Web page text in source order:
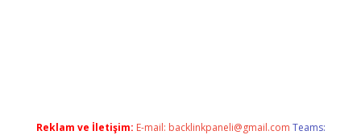
Reklam ve İletişim: E-mail: backlinkpaneli@gmail.com Teams: